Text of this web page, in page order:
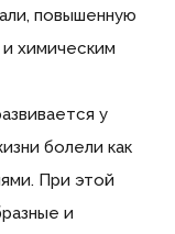
повышенную
химическим
у
болели как
При этой
и